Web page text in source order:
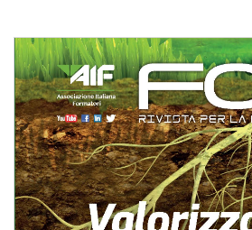
Immagine di copertina